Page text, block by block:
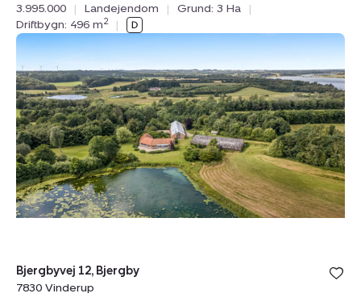
3.995.000
| Landejendom | Grund: 3 Ha
|
Driftbygn: 496 m2 |
Landejendom:
Bjergbyvej
12,
Bjergby,
7830
Vinderup
Bolig er
under
Bjergbyvej 12, Bjergby
7830 Vinderup